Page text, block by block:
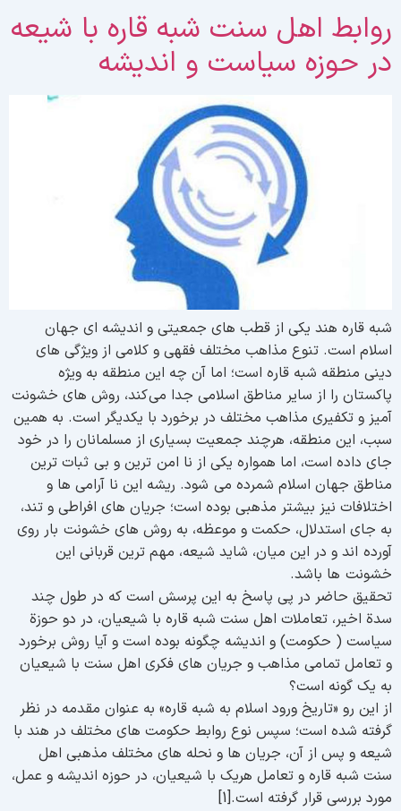
اهل سنت شبه قاره با شیعه
حوزه سیاست و اندیشه
قاره هند یکی از قطب های جمعیتی و اندیشه ای جهان
است. تنوع مذاهب مختلف فقهی و کلامی از ویژگی های
منطقه شبه قاره است؛ اما آن چه این منطقه به ویژه
را از سایر مناطق اسلامی جدا می کند، روش های خشونت
و تکفیری مذاهب مختلف در برخورد با یکدیگر است. به همین
این منطقه، هرچند جمعیت بسیاری از مسلمانان را در خود
داده است، اما همواره یکی از نا امن ترین و بی ثبات ترین
جهان اسلام شمرده می شود. ریشه این نا آرامی ها و
نیز بیشتر مذهبی بوده است؛ جریان های افراطی و تند،
جای استدلال، حکمت و موعظه، به روش های خشونت بار روی
اند و در این میان، شاید شیعه، مهم ترین قربانی این
ها باشد.
حاضر در پی پاسخ به این پرسش است که در طول چند
اخیر، تعاملات اهل سنت شبه قاره با شیعیان، در دو حوزة
( حکومت) و اندیشه چگونه بوده است و آیا روش برخورد
تعامل تمامی مذاهب و جریان های فکری اهل سنت با شیعیان
یک گونه است؟
این رو «تاریخ ورود اسلام به شبه قاره» به عنوان مقدمه در نظر
شده است؛ سپس نوع روابط حکومت های مختلف در هند با
و پس از آن، جریان ها و نحله های مختلف مذهبی اهل
شبه قاره و تعامل هریک با شیعیان، در حوزه اندیشه و عمل،
بررسی قرار گرفته است.[1]